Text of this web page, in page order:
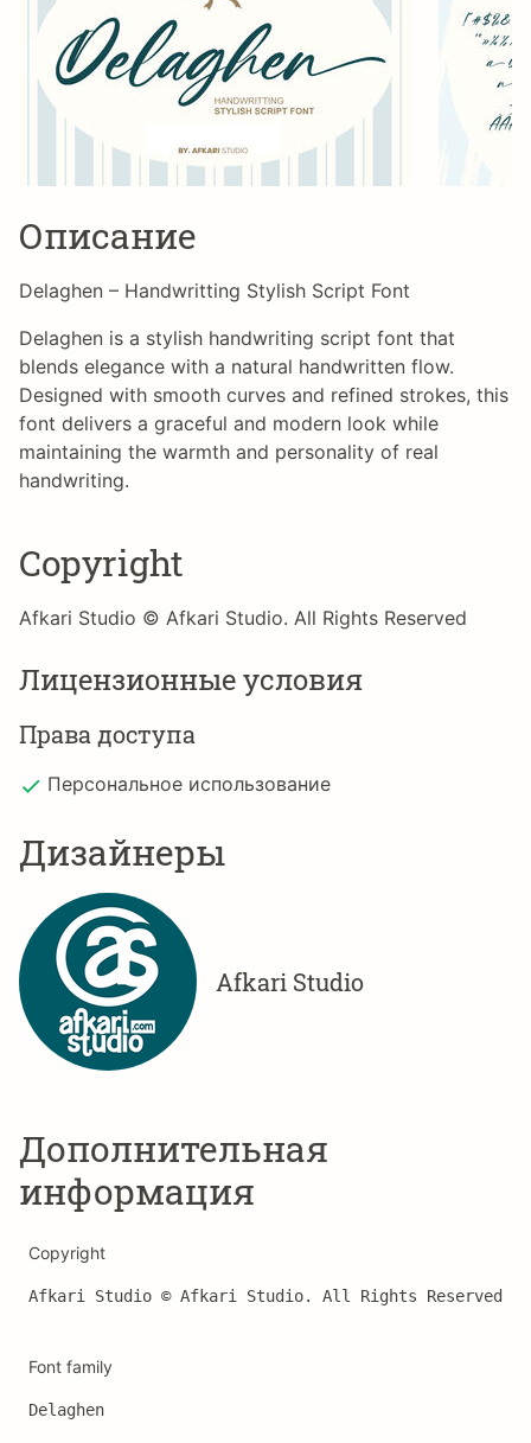
Описание
Delaghen – Handwritting Stylish Script Font
Delaghen is a stylish handwriting script font that
blends elegance with a natural handwritten flow.
Designed with smooth curves and refined strokes, this
font delivers a graceful and modern look while
maintaining the warmth and personality of real
handwriting.
Copyright
Afkari Studio © Afkari Studio. All Rights Reserved
Лицензионные условия
Права доступа
Персональное использование
Дизайнеры
Afkari Studio
Дополнительная
информация
Copyright
Afkari Studio © Afkari Studio. All Rights Reserved
Font family
Delaghen